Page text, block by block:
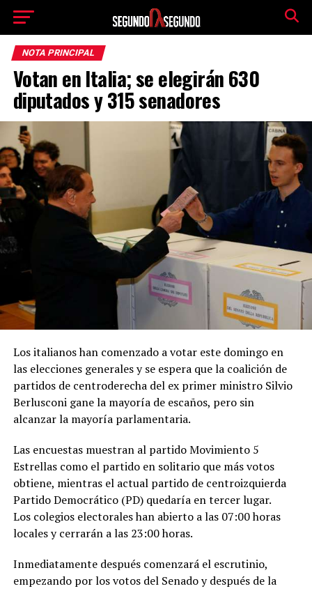
NOTA PRINCIPAL
Votan en Italia; se elegirán 630
diputados y 315 senadores
Los italianos han comenzado a votar este domingo en
las elecciones generales y se espera que la coalición de
partidos de centroderecha del ex primer ministro Silvio
Berlusconi gane la mayoría de escaños, pero sin
alcanzar la mayoría parlamentaria.
Las encuestas muestran al partido Movimiento 5
Estrellas como el partido en solitario que más votos
obtiene, mientras el actual partido de centroizquierda
Partido Democrático (PD) quedaría en tercer lugar.
Los colegios electorales han abierto a las 07:00 horas
locales y cerrarán a las 23:00 horas.
Inmediatamente después comenzará el escrutinio,
empezando por los votos del Senado y después de la